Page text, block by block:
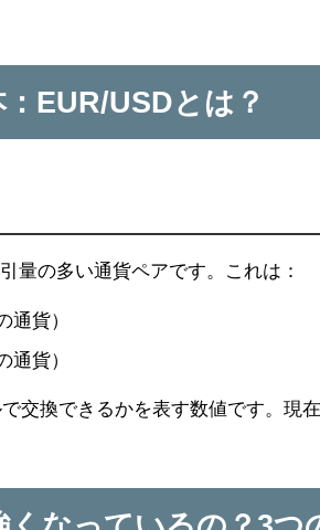
EUR/USDとは？
量の多い通貨ペアです。これは：
通貨）
通貨）
交換できるかを表す数値です。現